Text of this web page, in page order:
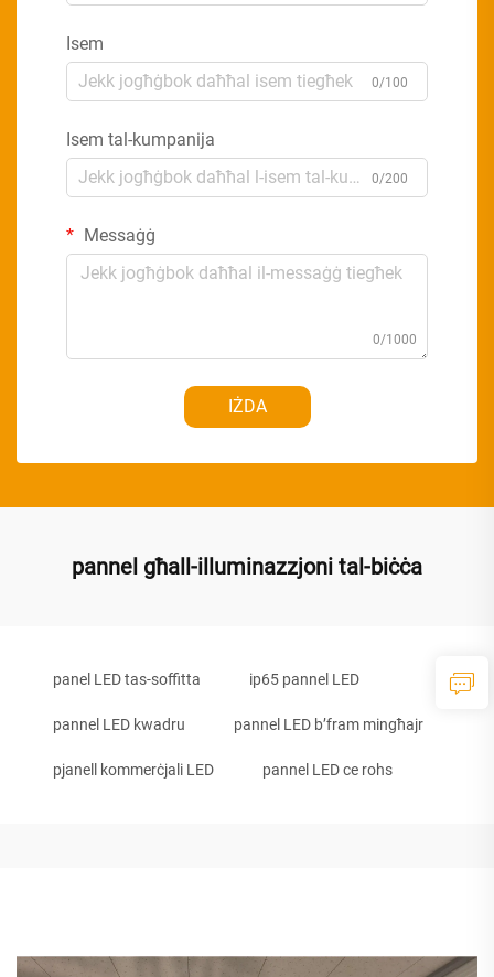
Isem
0/100
Isem tal-kumpanija
0/200
Messaġġ
0/1000
IŻDA
pannel għall-illuminazzjoni tal-biċċa
panel LED tas-soffitta ip65 pannel LED
pannel LED kwadru pannel LED b’fram mingħajr
pjanell kommerċjali LED pannel LED ce rohs